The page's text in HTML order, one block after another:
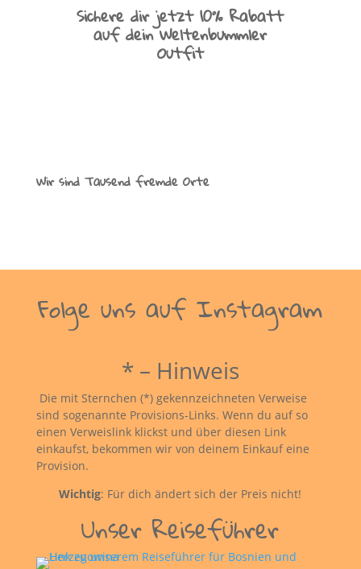
Sichere dir jetzt 10% Rabatt
auf dein Weltenbummler
Outfit
Wir sind Tausend fremde Orte
Folge uns auf Instagram
* – Hinweis
Die mit Sternchen (*) gekennzeichneten Verweise
sind sogenannte Provisions-Links. Wenn du auf so
einen Verweislink klickst und über diesen Link
einkaufst, bekommen wir von deinem Einkauf eine
Provision.
Wichtig: Für dich ändert sich der Preis nicht!
Unser Reiseführer